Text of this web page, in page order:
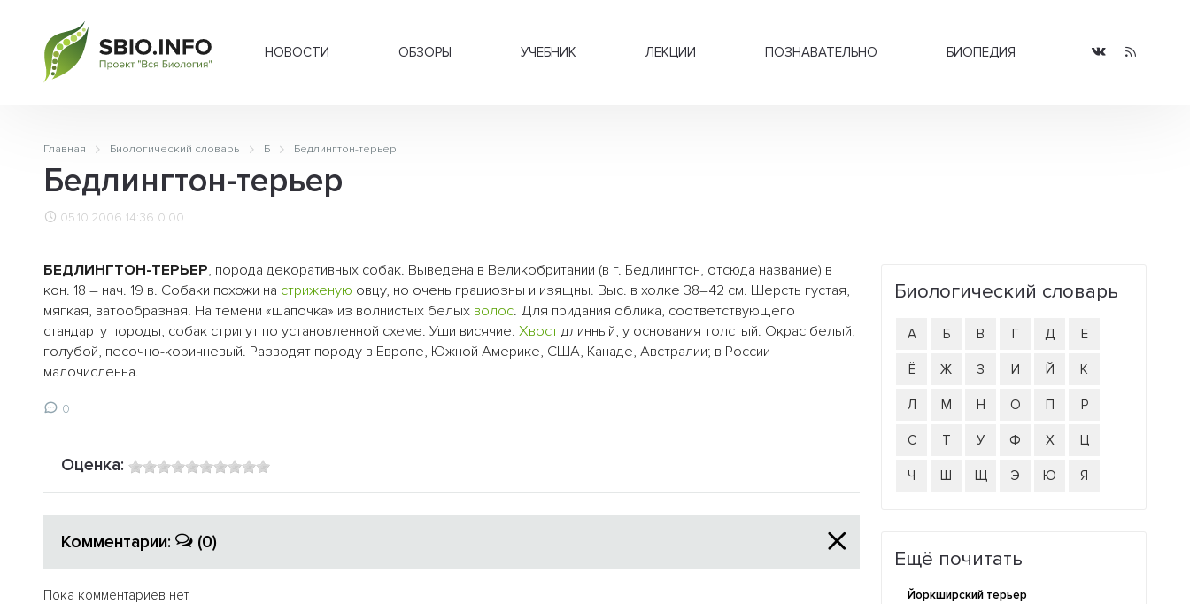
НОВОСТИ ОБЗОРЫ УЧЕБНИК ЛЕКЦИИ ПОЗНАВАТЕЛЬНО БИОПЕДИЯ
Главная Биологический словарь Б Бедлингтон-терьер
Бедлингтон-терьер
05.10.2006 14:36 0.00
БЕДЛИНГТОН-ТЕРЬЕР, порода декоративных собак. Выведена в Великобритании (в г. Бедлингтон, отсюда название) в
кон. 18 – нач. 19 в. Собаки похожи на стриженую овцу, но очень грациозны и изящны. Выс. в холке 38–42 см. Шерсть густая,
мягкая, ватообразная. На темени «шапочка» из волнистых белых волос. Для придания облика, соответствующего
стандарту породы, собак стригут по установленной схеме. Уши висячие. Хвост длинный, у основания толстый. Окрас белый,
голубой, песочно-коричневый. Разводят породу в Европе, Южной Америке, США, Канаде, Австралии; в России
малочисленна.
0
Оценка:
Комментарии: (0)
Пока комментариев нет
Биологический словарь
А Б В Г Д Е
Ё Ж З И Й К
Л М Н О П Р
С Т У Ф Х Ц
Ч Ш Щ Э Ю Я
Ещё почитать
Йоркширский терьер